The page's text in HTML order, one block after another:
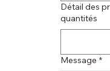
Détail des
quantités
Message *